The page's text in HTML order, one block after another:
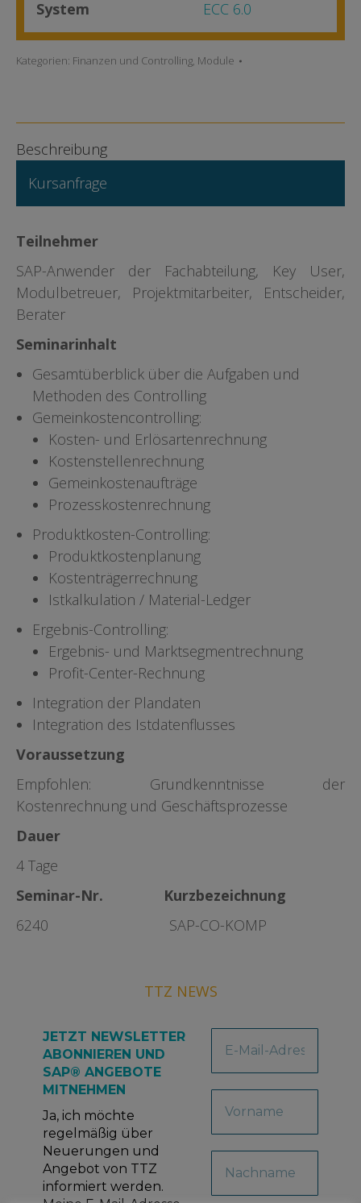
System ECC 6.0
Kategorien: Finanzen und Controlling, Module
Beschreibung
Kursanfrage
Teilnehmer
SAP-Anwender der Fachabteilung, Key User,
Modulbetreuer, Projektmitarbeiter, Entscheider,
Berater
Seminarinhalt
Gesamtüberblick über die Aufgaben und
Methoden des Controlling
Gemeinkostencontrolling:
Kosten- und Erlösartenrechnung
Kostenstellenrechnung
Gemeinkostenaufträge
Prozesskostenrechnung
Produktkosten-Controlling:
Produktkostenplanung
Kostenträgerrechnung
Istkalkulation / Material-Ledger
Ergebnis-Controlling:
Ergebnis- und Marktsegmentrechnung
Profit-Center-Rechnung
Integration der Plandaten
Integration des Istdatenflusses
Voraussetzung
Empfohlen: Grundkenntnisse der
Kostenrechnung und Geschäftsprozesse
Dauer
4 Tage
Seminar-Nr. Kurzbezeichnung
6240 SAP-CO-KOMP
TTZ NEWS
JETZT NEWSLETTER
ABONNIEREN UND
SAP® ANGEBOTE
MITNEHMEN
Ja, ich möchte
regelmäßig über
Neuerungen und
Angebot von TTZ
informiert werden.